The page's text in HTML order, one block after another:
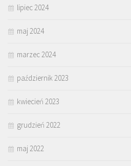
lipiec 2024
maj 2024
marzec 2024
październik 2023
kwiecień 2023
grudzień 2022
maj 2022